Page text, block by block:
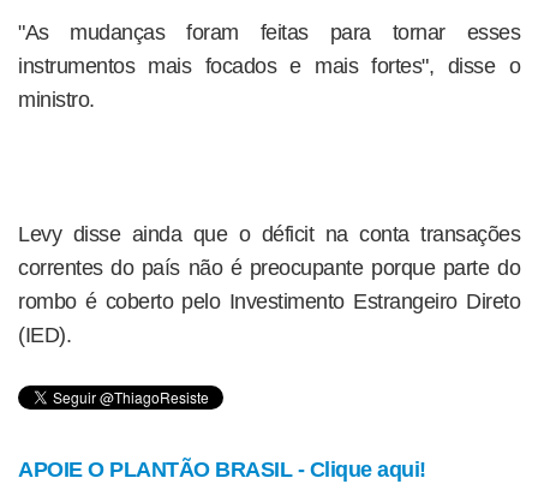
"As mudanças foram feitas para tornar esses
instrumentos mais focados e mais fortes", disse o
ministro.
Levy disse ainda que o déficit na conta transações
correntes do país não é preocupante porque parte do
rombo é coberto pelo Investimento Estrangeiro Direto
(IED).
APOIE O PLANTÃO BRASIL - Clique aqui!